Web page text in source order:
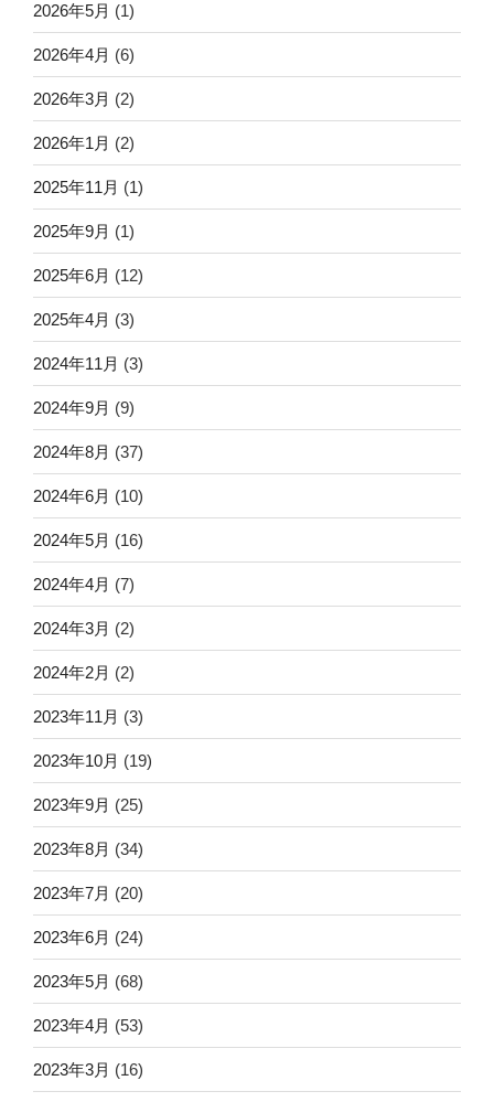
2026年5月 (1)
2026年4月 (6)
2026年3月 (2)
2026年1月 (2)
2025年11月 (1)
2025年9月 (1)
2025年6月 (12)
2025年4月 (3)
2024年11月 (3)
2024年9月 (9)
2024年8月 (37)
2024年6月 (10)
2024年5月 (16)
2024年4月 (7)
2024年3月 (2)
2024年2月 (2)
2023年11月 (3)
2023年10月 (19)
2023年9月 (25)
2023年8月 (34)
2023年7月 (20)
2023年6月 (24)
2023年5月 (68)
2023年4月 (53)
2023年3月 (16)